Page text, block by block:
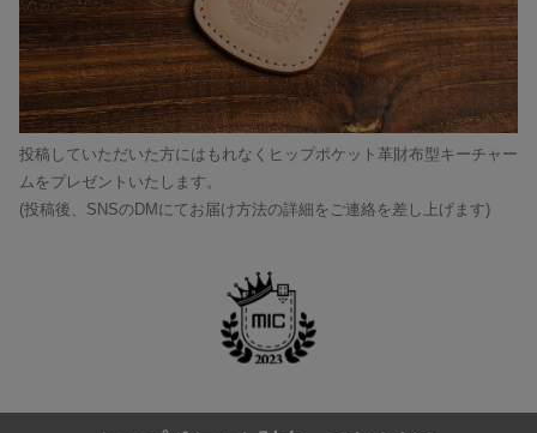
投稿していただいた方にはもれなくヒップポケット革財布型キーチャー
ムをプレゼントいたします。
(投稿後、SNSのDMにてお届け方法の詳細をご連絡を差し上げます)